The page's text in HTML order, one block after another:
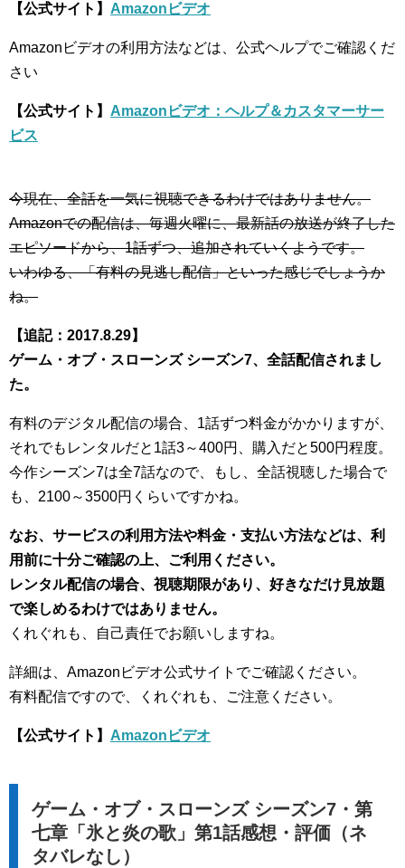
【公式サイト】 Amazonビデオ
Amazonビデオの利用方法などは、公式ヘルプでご確認くだ
さい
【公式サイト】 Amazonビデオ：ヘルプ＆カスタマーサー
ビス
今現在、全話を一気に視聴できるわけではありません。
Amazonでの配信は、毎週火曜に、最新話の放送が終了した
エピソードから、1話ずつ、追加されていくようです。
いわゆる、「有料の見逃し配信」といった感じでしょうか
ね。
【追記：2017.8.29】
ゲーム・オブ・スローンズ シーズン7、全話配信されまし
た。
有料のデジタル配信の場合、1話ずつ料金がかかりますが、
それでもレンタルだと1話3～400円、購入だと500円程度。
今作シーズン7は全7話なので、もし、全話視聴した場合で
も、2100～3500円くらいですかね。
なお、サービスの利用方法や料金・支払い方法などは、利
用前に十分ご確認の上、ご利用ください。
レンタル配信の場合、視聴期限があり、好きなだけ見放題
で楽しめるわけではありません。
くれぐれも、自己責任でお願いしますね。
詳細は、Amazonビデオ公式サイトでご確認ください。
有料配信ですので、くれぐれも、ご注意ください。
【公式サイト】 Amazonビデオ
ゲーム・オブ・スローンズ シーズン7・第
七章「氷と炎の歌」第1話感想・評価（ネ
タバレなし）